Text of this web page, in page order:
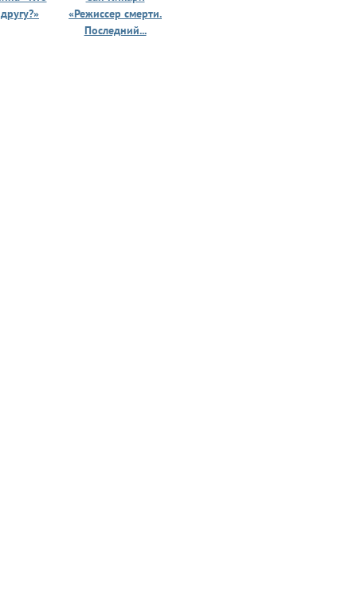
«Режиссер смерти.
Последний...